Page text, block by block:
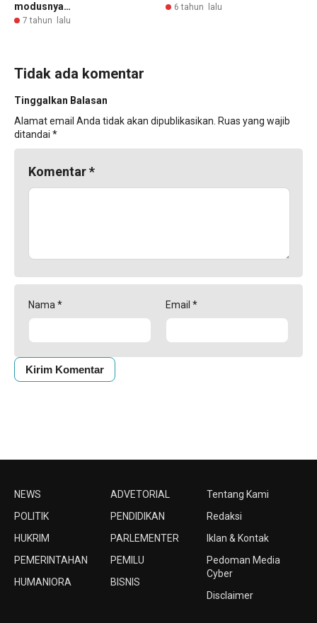
modusnya…
7 tahun lalu
6 tahun lalu
Tidak ada komentar
Tinggalkan Balasan
Alamat email Anda tidak akan dipublikasikan. Ruas yang wajib
ditandai *
Komentar*
Nama * Email *
NEWS
POLITIK
HUKRIM
PEMERINTAHAN
HUMANIORA
ADVETORIAL
PENDIDIKAN
PARLEMENTER
PEMILU
BISNIS
Tentang Kami
Redaksi
Iklan & Kontak
Pedoman Media
Cyber
Disclaimer